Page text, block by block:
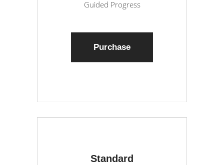
Guided Progress
Purchase
Standard